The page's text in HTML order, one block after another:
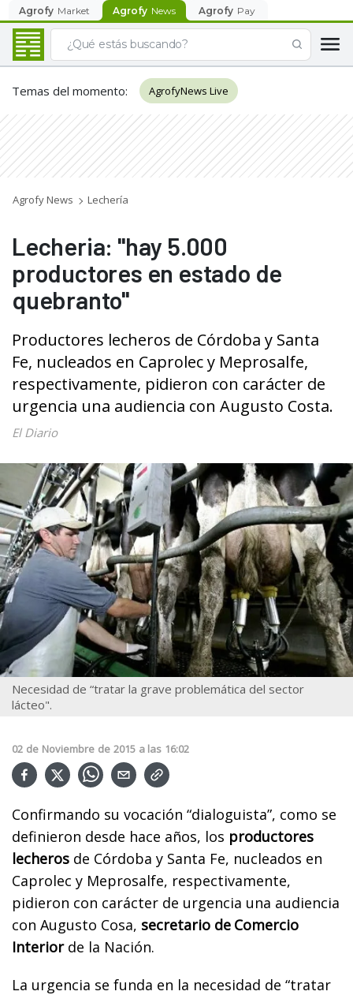
Agrofy Market Agrofy News Agrofy Pay
Temas del momento: AgrofyNews Live
Agrofy News Lechería
Lecheria: "hay 5.000
productores en estado de
quebranto"
Productores lecheros de Córdoba y Santa
Fe, nucleados en Caprolec y Meprosalfe,
respectivamente, pidieron con carácter de
urgencia una audiencia con Augusto Costa.
El Diario
Necesidad de “tratar la grave problemática del sector
lácteo".
02 de Noviembre de 2015 a las 16:02
Confirmando su vocación “dialoguista”, como se
definieron desde hace años, los productores
lecheros de Córdoba y Santa Fe, nucleados en
Caprolec y Meprosalfe, respectivamente,
pidieron con carácter de urgencia una audiencia
con Augusto Cosa, secretario de Comercio
Interiorde la Nación.
La urgencia se funda en la necesidad de “tratar